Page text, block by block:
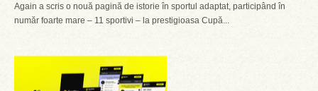
Again a scris o nouă pagină de istorie în sportul adaptat, participând în
număr foarte mare – 11 sportivi – la prestigioasa Cupă...